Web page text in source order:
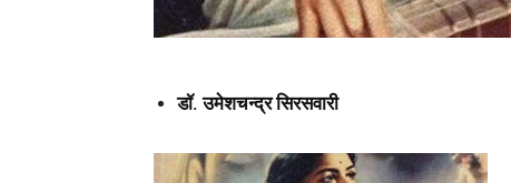
डॉ. उमेशचन्द्र सिरसवारी